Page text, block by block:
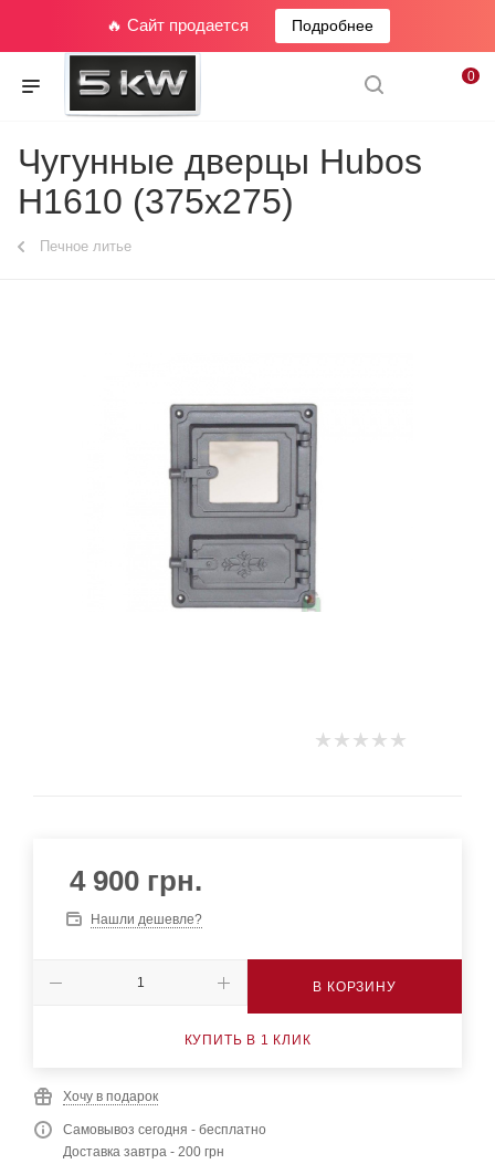
🔥 Сайт продается Подробнее
0
Чугунные дверцы Hubos
Н1610 (375х275)
Печное литье
4 900 грн.
Нашли дешевле?
В КОРЗИНУ
КУПИТЬ В 1 КЛИК
Хочу в подарок
Самовывоз сегодня - бесплатно
Доставка завтра - 200 грн